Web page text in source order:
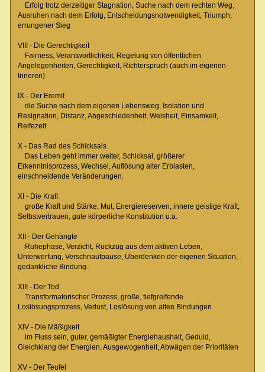
Erfolg trotz derzeitiger Stagnation, Suche nach dem rechten Weg,
Ausruhen nach dem Erfolg, Entscheidungsnotwendigkeit, Triumph,
errungener Sieg
VIII - Die Gerechtigkeit
Fairness, Verantwortlichkeit, Regelung von öffentlichen
Angelegenheiten, Gerechtigkeit, Richterspruch (auch im eigenen
Inneren)
IX - Der Eremit
die Suche nach dem eigenen Lebensweg, Isolation und
Resignation, Distanz, Abgeschiedenheit, Weisheit, Einsamkeit,
Reifezeit
X - Das Rad des Schicksals
Das Leben geht immer weiter, Schicksal, größerer
Erkenntnisprozess, Wechsel, Auflösung alter Erblasten,
einschneidende Veränderungen.
XI - Die Kraft
große Kraft und Stärke, Mut, Energiereserven, innere geistige Kraft,
Selbstvertrauen, gute körperliche Konstitution u.a.
XII - Der Gehängte
Ruhephase, Verzicht, Rückzug aus dem aktiven Leben,
Unterwerfung, Verschnaufpause, Überdenken der eigenen Situation,
gedankliche Bindung.
XIII - Der Tod
Transformatorischer Prozess, große, tiefgreifende
Loslösungsprozess, Verlust, Loslösung von alten Bindungen
XIV - Die Mäßigkeit
im Fluss sein, guter, gemäßigter Energiehaushalt, Geduld,
Gleichklang der Energien, Ausgewogenheit, Abwägen der Prioritäten
XV - Der Teufel